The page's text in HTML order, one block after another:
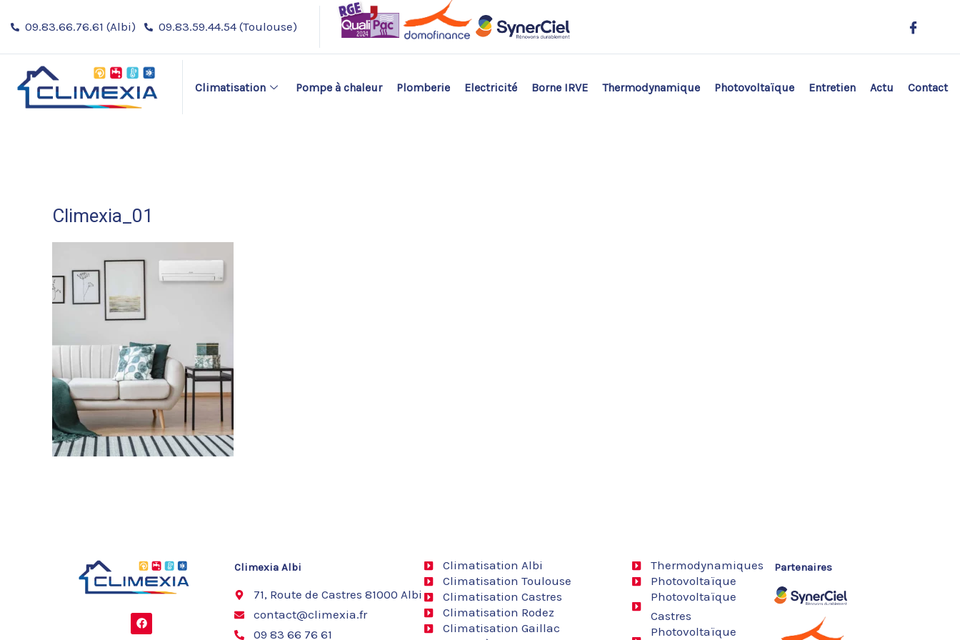
au
09.83.66.76.61 (Albi) 09.83.59.44.54 (Toulouse)
Climatisation Pompe à chaleur Plomberie Electricité Borne IRVE Thermodynamique Photovoltaïque Entretien Actu Contact
Climexia_01
F
a
Climexia Albi
71, Route de Castres 81000 Albi
contact@climexia.fr
09 83 66 76 61
Climatisation Albi
Climatisation Toulouse
Climatisation Castres
Climatisation Rodez
Climatisation Gaillac
Thermodynamiques
Photovoltaïque
Photovoltaïque
Castres
Photovoltaïque
Partenaires